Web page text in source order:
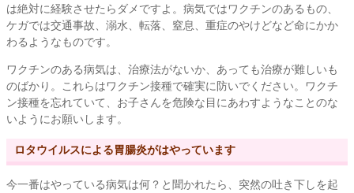
は絶対に経験させたらダメですよ。病気ではワクチンのあるもの、
ケガでは交通事故、溺水、転落、窒息、重症のやけどなど命にかか
わるようなものです。
ワクチンのある病気は、治療法がないか、あっても治療が難しいも
のばかり。これらはワクチン接種で確実に防いでください。ワクチ
ン接種を忘れていて、お子さんを危険な目にあわすようなことのな
いようにお願いします。
ロタウイルスによる胃腸炎がはやっています
今一番はやっている病気は何？と聞かれたら、突然の吐き下しを起